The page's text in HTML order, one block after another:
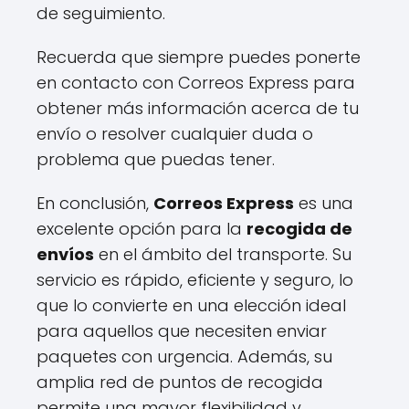
de seguimiento.
Recuerda que siempre puedes ponerte
en contacto con Correos Express para
obtener más información acerca de tu
envío o resolver cualquier duda o
problema que puedas tener.
En conclusión, Correos Express es una
excelente opción para la recogida de
envíos en el ámbito del transporte. Su
servicio es rápido, eficiente y seguro, lo
que lo convierte en una elección ideal
para aquellos que necesiten enviar
paquetes con urgencia. Además, su
amplia red de puntos de recogida